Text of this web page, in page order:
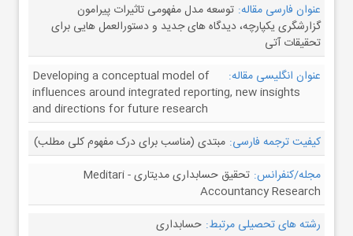
عنوان فارسی مقاله: توسعه مدل مفهومی تاثیرات پیرامون
گزارشگری یکپارچه، دیدگاه های جدید و دستورالعمل هایی برای
تحقیقات آتی
عنوان انگلیسی مقاله:
Developing a conceptual model of
influences around integrated reporting, new insights
and directions for future research
کیفیت ترجمه فارسی: مبتدی (مناسب برای درک مفهوم کلی مطلب)
مجله/کنفرانس:
تحقیق حسابداری مدیتاری - Meditari
Accountancy Research
رشته های تحصیلی مرتبط: حسابداری